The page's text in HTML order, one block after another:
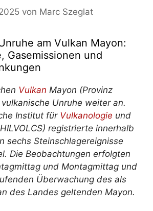
von Marc Szeglat
am Vulkan Mayon:
Gasemissionen und
Vulkan Mayon (Provinz
Unruhe weiter an.
Institut für Vulkanologie und
registrierte innerhalb
sechs Steinschlagereignisse
Die Beobachtungen erfolgten
und Montagmittag und
Überwachung des als
des Landes geltenden Mayon.